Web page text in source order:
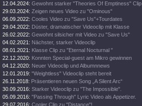
12.04.2024: Gewohnt starker "Theories Of Emptiness" Clip
29.03.2024: Zeigen neues Video zu "Ominous"
06.09.2022: Cooles Video zu "Save Us"+Tourdates
29.04.2022: Düster, dramatischer Videoclip mit Klasse
26.02.2022: Gewohnt silsicher mit Video zu "Save Us"
04.02.2021: Nächster, starker Videoclip
08.01.2021: Klasse Clip zu "Eternal Nocturnal "
22.12.2020: Konnten Special-guest am Mikro gewinnen
04.12.2020: Neuer Videoclip und Albumnnews
12.01.2019: "Weightless" Videoclip steht bereit
26.11.2018: Präsentieren neuen Song „A Silent Arc“
30.09.2016: Starker Videoclip zu "The Impossible".
05.09.2016: "Passing Through" Lyric Video als Appetizer.
29.07.2016: Cooler Clip zu "Distance"!